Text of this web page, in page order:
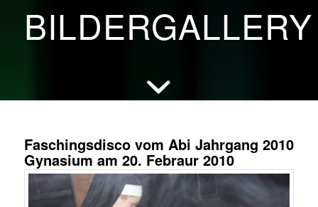
BILDERGALLERY
Faschingsdisco vom Abi Jahrgang 2010
Gynasium am 20. Febraur 2010